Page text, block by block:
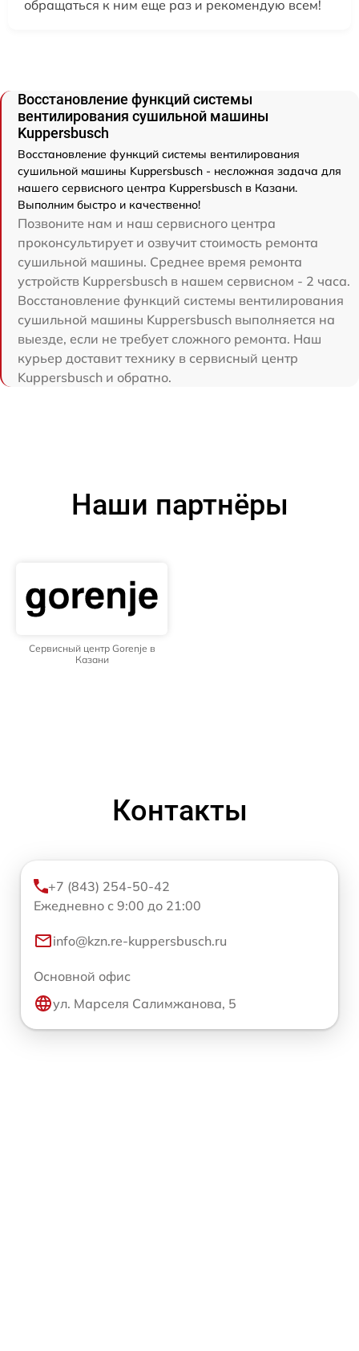
обращаться к ним еще раз и рекомендую всем!
Восстановление функций системы
вентилирования сушильной машины
Kuppersbusch
Восстановление функций системы вентилирования
сушильной машины Kuppersbusch - несложная задача для
нашего сервисного центра Kuppersbusch в Казани.
Выполним быстро и качественно!
Позвоните нам и наш сервисного центра
проконсультирует и озвучит стоимость ремонта
сушильной машины. Среднее время ремонта
устройств Kuppersbusch в нашем сервисном - 2 часа.
Восстановление функций системы вентилирования
сушильной машины Kuppersbusch выполняется на
выезде, если не требует сложного ремонта. Наш
курьер доставит технику в сервисный центр
Kuppersbusch и обратно.
Наши партнёры
Сервисный центр Gorenje в
Казани
Контакты
+7 (843) 254-50-42
Ежедневно с 9:00 до 21:00
info@kzn.re-kuppersbusch.ru
Основной офис
ул. Марселя Салимжанова, 5